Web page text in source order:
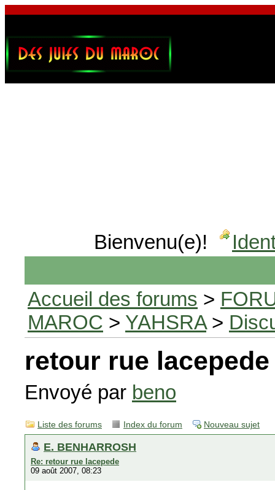
Bienvenu(e)!
Accueil des forums >
MAROC > YAHSRA>
retour rue lacepede
Envoyé par beno
Liste des forums Index du forum Nouveau sujet
E. BENHARROSH
Re: retour rue lacepede
09 août 2007, 08:23